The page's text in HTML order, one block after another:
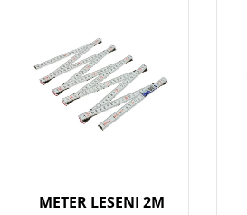
METER LESENI 2M